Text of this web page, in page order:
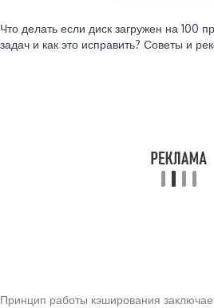
Что делать если диск загружен на 100
задач и как это исправить? Советы и
Принцип работы кэширования